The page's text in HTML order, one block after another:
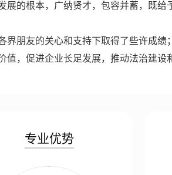
展的根本，广纳贤才，包容并蓄，既
界朋友的关心和支持下取得了些许成
，促进企业长足发展，推动法治建设
专业优势